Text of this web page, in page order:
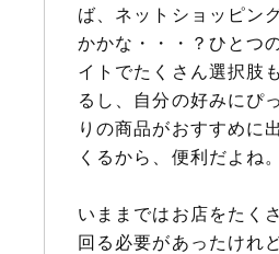
ば、ネットショッピン
かかな・・・？ひとつ
イトでたくさん選択肢
るし、自分の好みにぴ
りの商品がおすすめに
くるから、便利だよね。
いままではお店をたく
回る必要があったけれど